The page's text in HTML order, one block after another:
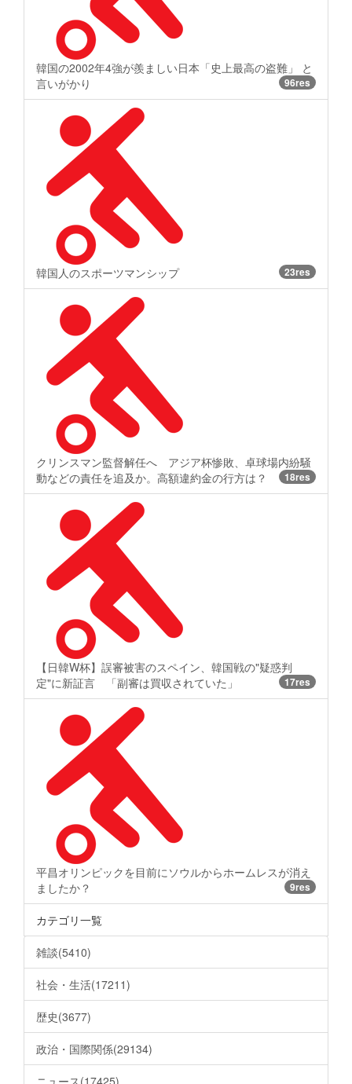
韓国の2002年4強が羨ましい日本「史上最高の盗難」 と
言いがかり
96res
韓国人のスポーツマンシップ 23res
クリンスマン監督解任へ アジア杯惨敗、卓球場内紛騒
動などの責任を追及か。高額違約金の行方は？
18res
【日韓W杯】誤審被害のスペイン、韓国戦の"疑惑判
定"に新証言 「副審は買収されていた」
17res
平昌オリンピックを目前にソウルからホームレスが消え
ましたか？
9res
カテゴリ一覧
雑談(5410)
社会・生活(17211)
歴史(3677)
政治・国際関係(29134)
ニュース(17425)